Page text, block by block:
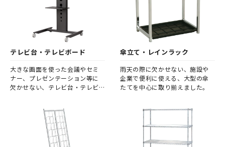
テレビ台・テレビボード
大きな画面を使った会議やセミ
ナー、プレゼンテーション等に
欠かせない、テレビ台・テレビ
傘立て・レインラック
雨天の際に欠かせない、施設や
企業で便利に使える、大型の傘
たてを中心に取り揃えました。